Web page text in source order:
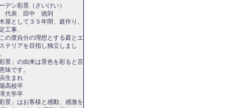
デン彩景（さいけい）
表 田中 徳則
屋として３５年間、庭作り、
工事、
この度自分の理想とする庭とエ
テリアを目指し独立しまし
彩景」の由来は景色を彩ると言
味です。
生まれ
高校卒
大学卒
彩景」はお客様と感動、感激を